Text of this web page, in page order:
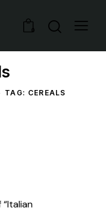
0
TAG: CEREALS